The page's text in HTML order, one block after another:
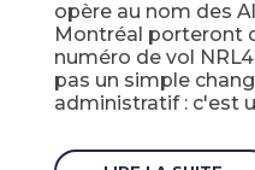
opère au nom des
Montréal porteront
numéro de vol
pas un simple
administratif : c'est